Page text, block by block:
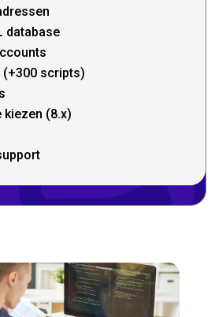
database
scripts)
kiezen (8.x)